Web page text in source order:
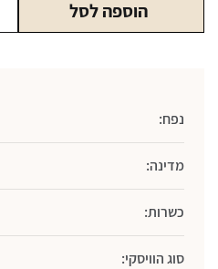
הוספה לסל
נפח:
מדינה:
כשרות:
סוג הוויסקי: